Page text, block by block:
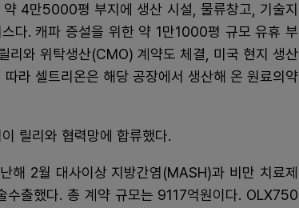
4만5000평 부지에 생산 시설, 물류창고, 기술지
다. 캐파 증설을 위한 약 1만1000평 규모 유휴 부
리와 위탁생산(CMO) 계약도 체결, 미국 현지 생산
라 셀트리온은 해당 공장에서 생산해 온 원료의약
릴리와 협력망에 합류했다.
해 2월 대사이상 지방간염(MASH)과 비만 치료제
출했다. 총 계약 규모는 9117억원이다. OLX750